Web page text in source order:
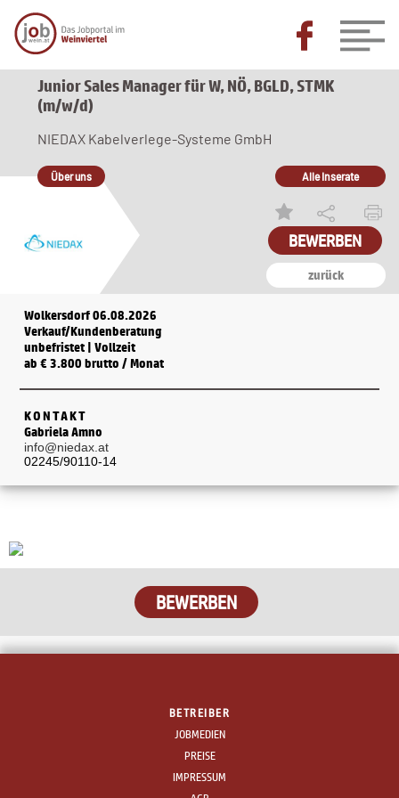
Junior Sales Manager für W, NÖ, BGLD, STMK
(m/w/d)
zurück
NIEDAX Kabelverlege-Systeme GmbH
Über uns Alle Inserate
BEWERBEN
Wolkersdorf 06.08.2026
Verkauf/Kundenberatung
unbefristet | Vollzeit
ab € 3.800 brutto / Monat
KONTAKT
Gabriela Amno
info@niedax.at
02245/90110-14
BEWERBEN
BETREIBER
JOBMEDIEN
PREISE
IMPRESSUM